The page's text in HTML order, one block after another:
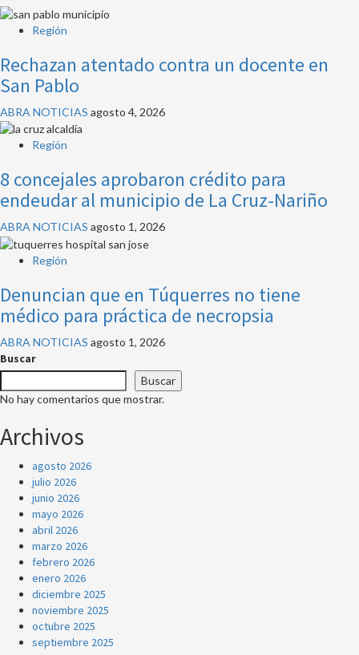
Región
Rechazan atentado contra un docente en
San Pablo
ABRA NOTICIAS agosto 4, 2026
Región
8 concejales aprobaron crédito para
endeudar al municipio de La Cruz-Nariño
ABRA NOTICIAS agosto 1, 2026
Región
Denuncian que en Túquerres no tiene
médico para práctica de necropsia
ABRA NOTICIAS agosto 1, 2026
Buscar
Buscar
No hay comentarios que mostrar.
Archivos
agosto 2026
julio 2026
junio 2026
mayo 2026
abril 2026
marzo 2026
febrero 2026
enero 2026
diciembre 2025
noviembre 2025
octubre 2025
septiembre 2025